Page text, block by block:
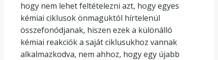
hogy nem lehet feltételezni azt, hogy egyes
kémiai ciklusok önmaguktól hírtelenül
összefonódjanak, hiszen ezek a különálló
kémiai reakciók a saját ciklusukhoz vannak
alkalmazkodva, nem ahhoz, hogy egy újabb